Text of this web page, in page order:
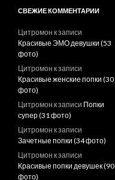
СВЕЖИЕ КОММЕНТАРИИ
Цитромон к записи
Красивые ЭМО девушки (53
фото)
Цитромон к записи
Красивые женские попки (30
фото)
Цитромон к записи Попки
супер (31 фото)
Цитромон к записи
Зачетные попки (34 фото)
Цитромон к записи
Красивые попки девушек (90
фото)